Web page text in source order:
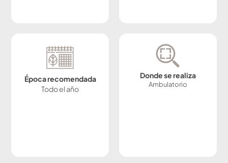
Época recomendada
Todo el año
Donde se realiza
Ambulatorio